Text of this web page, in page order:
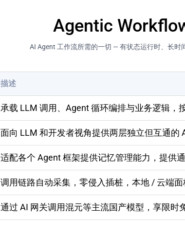
Agentic
AI Agent 工作流所需的一切 — 有状态运行时、长时
描述
承载 LLM 调用、Agent 循环编排与业务逻辑，
面向 LLM 和开发者视角提供两层独立但互通的
适配各个 Agent 框架提供记忆管理能力，提供
调用链路自动采集，零侵入插桩，本地 / 云端面
通过 AI 网关调用混元等主流国产模型，享限时